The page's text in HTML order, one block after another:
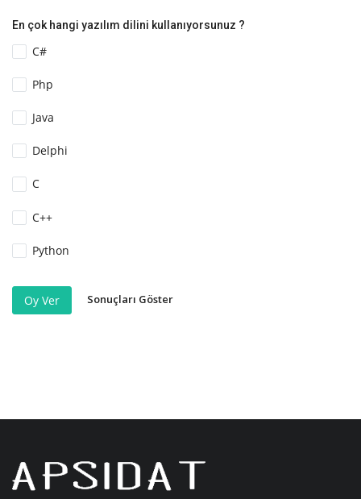
En çok hangi yazılım dilini kullanıyorsunuz ?
C#
Php
Java
Delphi
C
C++
Python
Oy Ver Sonuçları Göster